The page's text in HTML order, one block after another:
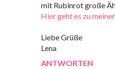
mit Rubinrot große
Hier geht es zu
Liebe Grüße
Lena
ANTWORTEN